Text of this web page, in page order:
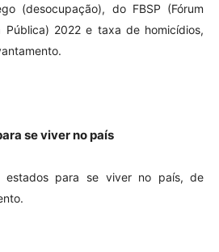
(desocupação), do FBSP (Fórum
Pública) 2022 e taxa de homicídios,
se viver no país
estados para se viver no país, de